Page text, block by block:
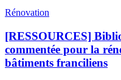
Rénovation
[RESSOURCES]
commentée pour la
bâtiments franciliens